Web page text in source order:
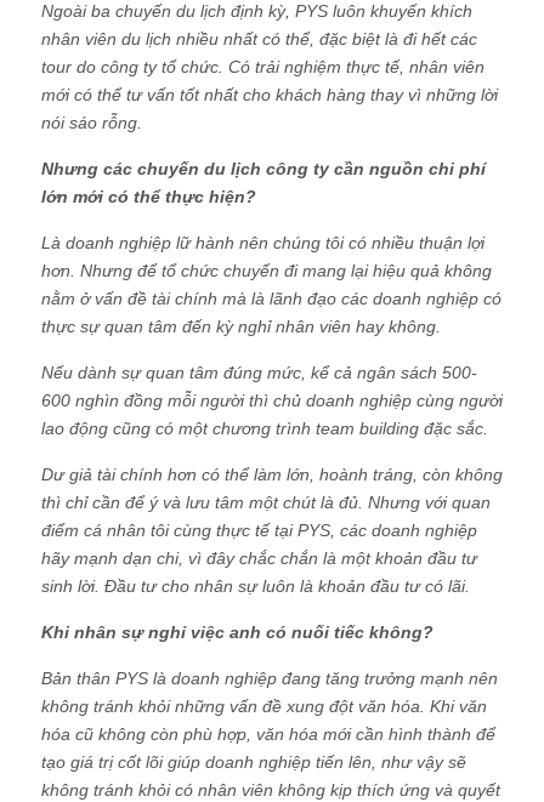
Ngoài ba chuyến du lịch định kỳ, PYS luôn khuyến khích
nhân viên du lịch nhiều nhất có thể, đặc biệt là đi hết các
tour do công ty tổ chức. Có trải nghiệm thực tế, nhân viên
mới có thể tư vấn tốt nhất cho khách hàng thay vì những lời
nói sáo rỗng.
Nhưng các chuyến du lịch công ty cần nguồn chi phí
lớn mới có thể thực hiện?
Là doanh nghiệp lữ hành nên chúng tôi có nhiều thuận lợi
hơn. Nhưng để tổ chức chuyến đi mang lại hiệu quả không
nằm ở vấn đề tài chính mà là lãnh đạo các doanh nghiệp có
thực sự quan tâm đến kỳ nghỉ nhân viên hay không.
Nếu dành sự quan tâm đúng mức, kể cả ngân sách 500-
600 nghìn đồng mỗi người thì chủ doanh nghiệp cùng người
lao động cũng có một chương trình team building đặc sắc.
Dư giả tài chính hơn có thể làm lớn, hoành tráng, còn không
thì chỉ cần để ý và lưu tâm một chút là đủ. Nhưng với quan
điểm cá nhân tôi cùng thực tế tại PYS, các doanh nghiệp
hãy mạnh dạn chi, vì đây chắc chắn là một khoản đầu tư
sinh lời. Đầu tư cho nhân sự luôn là khoản đầu tư có lãi.
Khi nhân sự nghỉ việc anh có nuối tiếc không?
Bản thân PYS là doanh nghiệp đang tăng trưởng mạnh nên
không tránh khỏi những vấn đề xung đột văn hóa. Khi văn
hóa cũ không còn phù hợp, văn hóa mới cần hình thành để
tạo giá trị cốt lõi giúp doanh nghiệp tiến lên, như vậy sẽ
không tránh khỏi có nhân viên không kịp thích ứng và quyết